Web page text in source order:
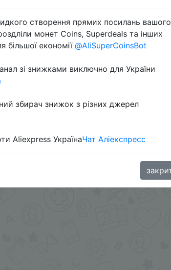
створення прямих посилань вашого
монет Coins, Superdeals та інших
більшої економії @AliSuperCoinsBot
зі знижками виключно для України
збирач знижок з різних джерел
Aliexpress УкраїнаЧат Аліекспресс